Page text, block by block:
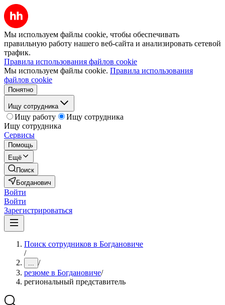
Мы используем файлы cookie, чтобы обеспечивать
правильную работу нашего веб-сайта и анализировать сетевой
трафик.
Правила использования файлов cookie
Мы используем файлы cookie. Правила использования
файлов cookie
Понятно
Ищу сотрудника
Ищу работу
Ищу сотрудника
Ищу сотрудника
Сервисы
Помощь
Ещё
Поиск
Богданович
Войти
Войти
Зарегистрироваться
Поиск сотрудников в Богдановиче
/
... /
резюме в Богдановиче/
региональный представитель